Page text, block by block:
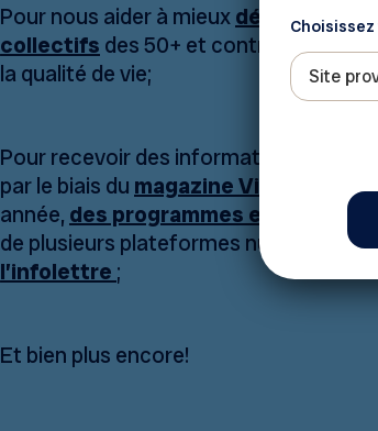
Pour nous aider à mieuxdéfendre les
collectifs des 50+ et contribuer à
la qualité de vie;
Pour recevoir des informations et des
par le biais du magazine Virage
4 fois
année, des programmes et des
de plusieurs plateformes numériques
l’infolettre ;
Et bien plus encore!
Site